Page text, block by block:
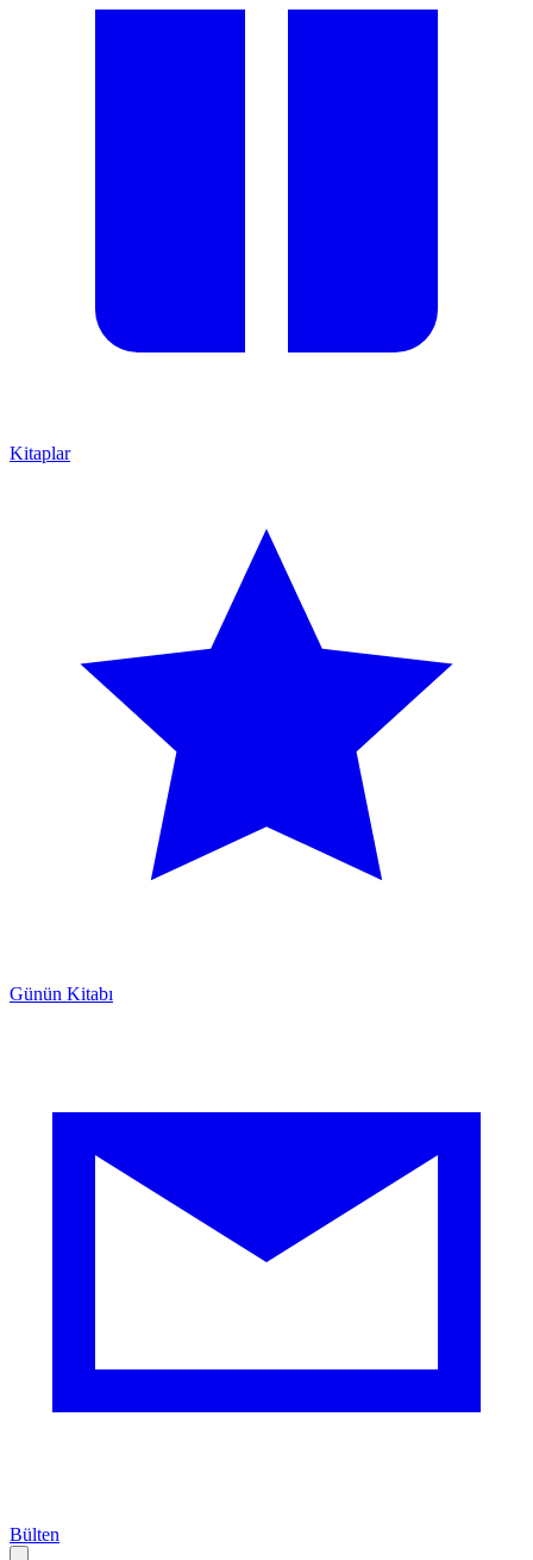
Kitaplar
Günün Kitabı
Bülten